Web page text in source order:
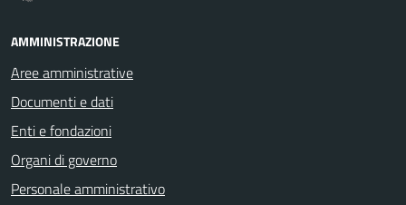
AMMINISTRAZIONE
Aree amministrative
Documenti e dati
Enti e fondazioni
Organi di governo
Personale amministrativo